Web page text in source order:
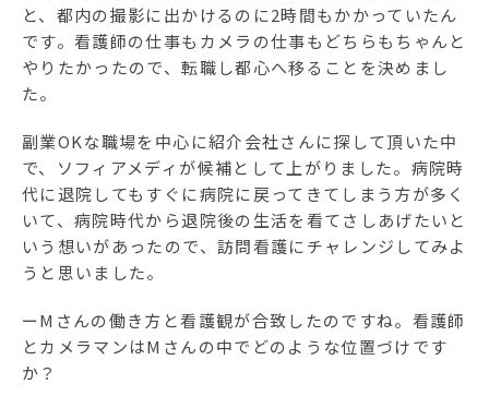
と、都内の撮影に出かけるのに2時間もかかっていたん
です。看護師の仕事もカメラの仕事もどちらもちゃんと
やりたかったので、転職し都心へ移ることを決めまし
た。
副業OKな職場を中心に紹介会社さんに探して頂いた中
で、ソフィアメディが候補として上がりました。病院時
代に退院してもすぐに病院に戻ってきてしまう方が多く
いて、病院時代から退院後の生活を看てさしあげたいと
いう想いがあったので、訪問看護にチャレンジしてみよ
うと思いました。
ーMさんの働き方と看護観が合致したのですね。看護師
とカメラマンはMさんの中でどのような位置づけです
か？